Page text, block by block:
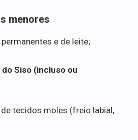
menores
e de leite;
Siso (incluso ou
tecidos moles (freio labial,